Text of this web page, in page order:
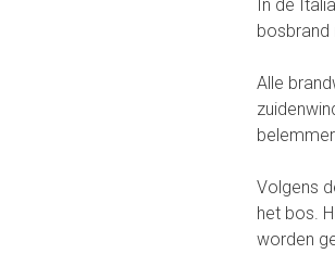
In de
bosbrand
Alle
Volgens
het bos.
worden